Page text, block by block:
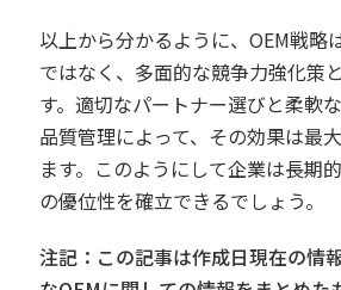
以上から分かるように、OEM戦略
ではなく、多面的な競争力強化策
す。適切なパートナー選びと柔軟
品質管理によって、その効果は最
ます。このようにして企業は長期
の優位性を確立できるでしょう。
注記：この記事は作成日現在の情